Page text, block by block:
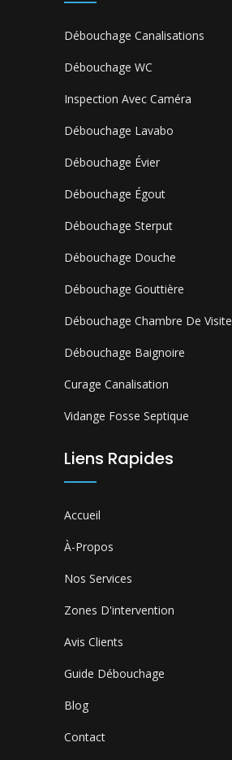
Débouchage Canalisations
Débouchage WC
Inspection Avec Caméra
Débouchage Lavabo
Débouchage Évier
Débouchage Égout
Débouchage Sterput
Débouchage Douche
Débouchage Gouttière
Débouchage Chambre De Visite
Débouchage Baignoire
Curage Canalisation
Vidange Fosse Septique
Liens Rapides
Accueil
À-Propos
Nos Services
Zones D'intervention
Avis Clients
Guide Débouchage
Blog
Contact